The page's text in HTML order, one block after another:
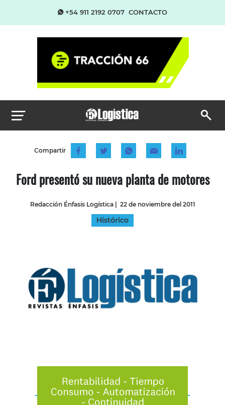
+54 911 2192 0707 CONTACTO
Compartir
Ford presentó su nueva planta de motores
Redacción Énfasis Logística| 22 de noviembre del 2011
Histórico